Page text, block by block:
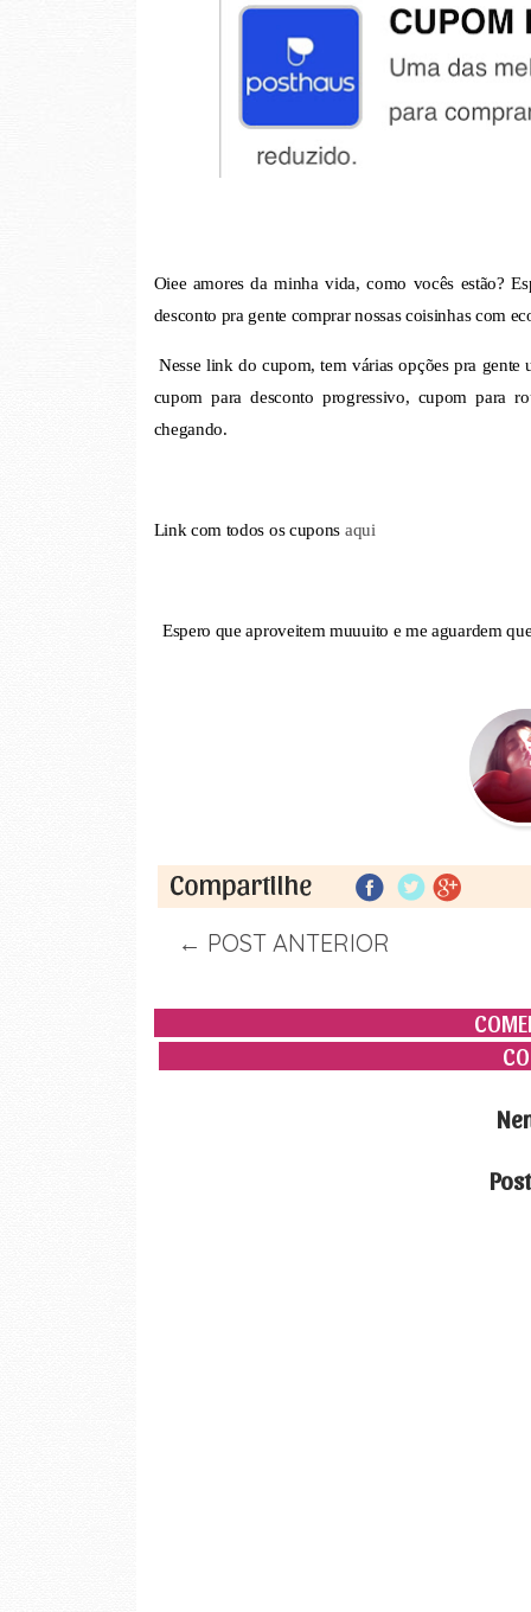
Oiee amores da minha vida, como vocês estão?
desconto pra gente comprar nossas coisinhas com
Nesse link do cupom, tem várias opções pra
cupom para desconto progressivo, cupom para
chegando.
Link com todos os cupons aqui
Espero que aproveitem muuuito e me aguardem
← POST ANTERIOR